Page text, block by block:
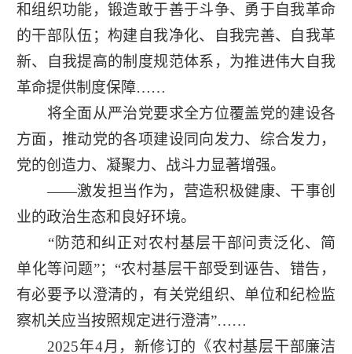
和组织功能，锻造敢于善于斗争、勇于自我革命
的干部队伍；构建自我净化、自我完善、自我革
新、自我提高的制度规范体系，为推进伟大自我
革命提供制度保障……
将全面从严治党要求全方位覆盖党的建设各
方面，推动党的各项建设同向发力、综合发力，
党的创造力、凝聚力、战斗力显著增强。
——激发担当作为，营造积极健康、干事创
业的政治生态和良好环境。
“防范和纠正对农村基层干部问责泛化、简
单化等问题”；“农村基层干部受到诬告、错告，
有必要予以澄清的，有关党组织、单位和纪检监
察机关应当按照规定进行澄清”……
2025年4月，新修订的《农村基层干部廉洁